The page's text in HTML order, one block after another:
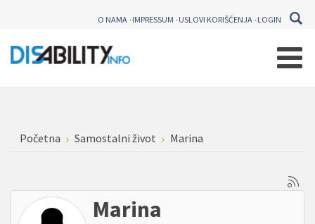
O NAMA IMPRESSUM USLOVI KORIŠĆENJA LOGIN
Početna Samostalni život Marina
Marina